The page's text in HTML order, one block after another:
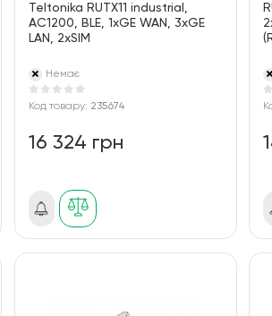
Teltonika RUTX11 industrial,
AC1200, BLE, 1xGE WAN, 3xGE
LAN, 2xSIM
Немає
Код товару: 235674
16 324 грн